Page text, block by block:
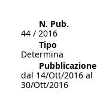
N. Pub.
44 / 2016
Tipo
Determina
Pubblicazione
dal 14/Ott/2016 al
30/Ott/2016